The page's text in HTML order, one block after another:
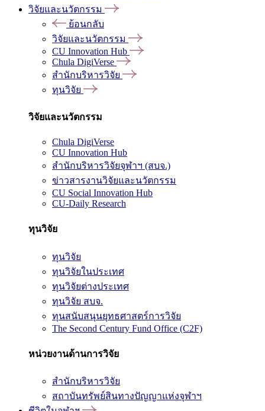
วิจัยและนวัตกรรม
ย้อนกลับ
วิจัยและนวัตกรรม
CU Innovation Hub
Chula DigiVerse
สำนักบริหารวิจัย
ทุนวิจัย
วิจัยและนวัตกรรม
Chula DigiVerse
CU Innovation Hub
สำนักบริหารวิจัยจุฬาฯ (สบจ.)
ข่าวสารงานวิจัยและนวัตกรรม
CU Social Innovation Hub
CU-Daily Research
ทุนวิจัย
ทุนวิจัย
ทุนวิจัยในประเทศ
ทุนวิจัยต่างประเทศ
ทุนวิจัย สบจ.
ทุนสนับสนุนยุทธศาสตร์การวิจัย
The Second Century Fund Office (C2F)
หน่วยงานด้านการวิจัย
สำนักบริหารวิจัย
สถาบันทรัพย์สินทางปัญญาแห่งจุฬาฯ